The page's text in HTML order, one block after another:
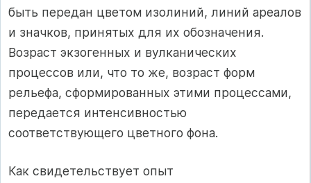
быть передан цветом изолиний, линий ареалов
и значков, принятых для их обозначения.
Возраст экзогенных и вулканических
процессов или, что то же, возраст форм
рельефа, сформированных этими процессами,
передается интенсивностью
соответствующего цветного фона.
Как свидетельствует опыт